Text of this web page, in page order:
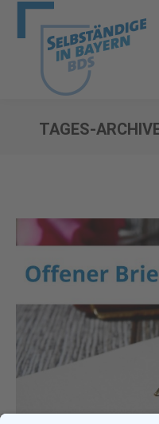
TAGES-